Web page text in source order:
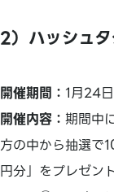
2）ハッシュ
開催期間： 1月24
開催内容： 期間中
方の中から抽選で
円分」をプレゼン